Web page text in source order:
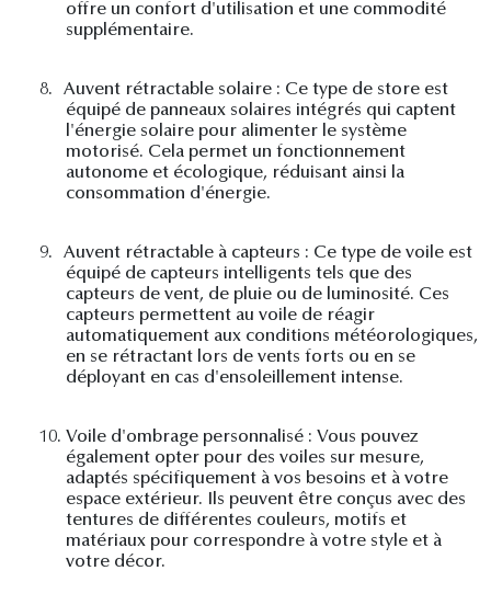
offre un confort d'utilisation et une commodité
supplémentaire.
8.
Auvent rétractable solaire : Ce type de store est
équipé de panneaux solaires intégrés qui captent
l'énergie solaire pour alimenter le système
motorisé. Cela permet un fonctionnement
autonome et écologique, réduisant ainsi la
consommation d'énergie.
9.
Auvent rétractable à capteurs : Ce type de voile est
équipé de capteurs intelligents tels que des
capteurs de vent, de pluie ou de luminosité. Ces
capteurs permettent au voile de réagir
automatiquement aux conditions météorologiques,
en se rétractant lors de vents forts ou en se
déployant en cas d'ensoleillement intense.
10. Voile d'ombrage personnalisé : Vous pouvez
également opter pour des voiles sur mesure,
adaptés spécifiquement à vos besoins et à votre
espace extérieur. Ils peuvent être conçus avec des
tentures de différentes couleurs, motifs et
matériaux pour correspondre à votre style et à
votre décor.